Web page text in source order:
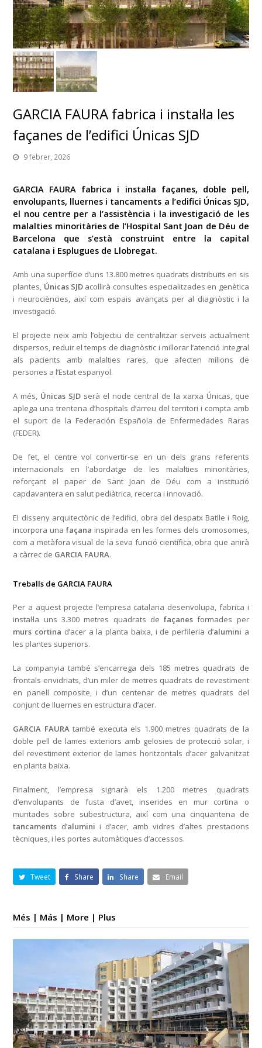
GARCIA FAURA fabrica i instal·la les
façanes de l’edifici Únicas SJD
9 febrer, 2026
GARCIA FAURA fabrica i instal·la façanes, doble pell,
envolupants, lluernes i tancaments a l’edifici Únicas SJD,
el nou centre per a l’assistència i la investigació de les
malalties minoritàries de l’Hospital Sant Joan de Déu de
Barcelona que s’està construint entre la capital
catalana i Esplugues de Llobregat.
Amb una superfície d’uns 13.800 metres quadrats distribuïts en sis
plantes, Únicas SJD acollirà consultes especialitzades en genètica
i neurociències, així com espais avançats per al diagnòstic i la
investigació.
El projecte neix amb l’objectiu de centralitzar serveis actualment
dispersos, reduir el temps de diagnòstic i millorar l’atenció integral
als pacients amb malalties rares, que afecten milions de
persones a l’Estat espanyol.
A més, Únicas SJD serà el node central de la xarxa Únicas, que
aplega una trentena d’hospitals d’arreu del territori i compta amb
el suport de la Federación Española de Enfermedades Raras
(FEDER).
De fet, el centre vol convertir-se en un dels grans referents
internacionals en l’abordatge de les malalties minoritàries,
reforçant el paper de Sant Joan de Déu com a institució
capdavantera en salut pediàtrica, recerca i innovació.
El disseny arquitectònic de l’edifici, obra del despatx Batlle i Roig,
incorpora unafaçana inspirada en les formes dels cromosomes,
com a metàfora visual de la seva funció científica, obra que anirà
a càrrec de GARCIA FAURA.
Treballs de GARCIA FAURA
Per a aquest projecte l’empresa catalana desenvolupa, fabrica i
instal·la uns 3.300 metres quadrats defaçanes formades per
murs cortina d’acer a la planta baixa, i de perfileria d’alumini a
les plantes superiors.
La companyia també s’encarrega dels 185 metres quadrats de
frontals envidriats, d’un miler de metres quadrats de revestiment
en panell composite, i d’un centenar de metres quadrats del
conjunt de lluernes en estructura d’acer.
GARCIA FAURAtambé executa els 1.900 metres quadrats de la
doble pell de lames exteriors amb gelosies de protecció solar, i
del revestiment exterior de lames horitzontals d’acer galvanitzat
en planta baixa.
Finalment, l’empresa signarà els 1.200 metres quadrats
d’envolupants de fusta d’avet, inserides en mur cortina o
muntades sobre subestructura, així com una cinquantena de
tancaments d’alumini i d’acer, amb vidres d’altes prestacions
tècniques, i les portes automàtiques d’accessos.
Tweet Share Share Email
Més | Más | More | Plus